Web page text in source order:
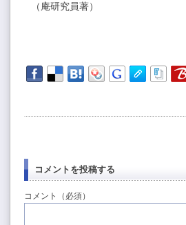
（庵研究員著）
コメントを投稿する
コメント（必須）